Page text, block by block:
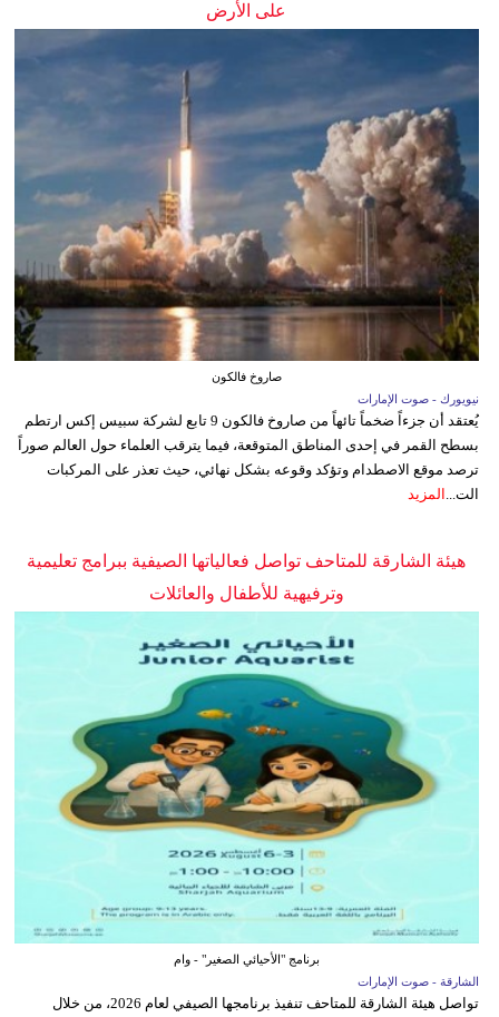
على الأرض
صاروخ فالكون
نيويورك - صوت الإمارات
يُعتقد أن جزءاً ضخماً تائهاً من صاروخ فالكون 9 تابع لشركة سبيس إكس ارتطم
بسطح القمر في إحدى المناطق المتوقعة، فيما يترقب العلماء حول العالم صوراً
ترصد موقع الاصطدام وتؤكد وقوعه بشكل نهائي، حيث تعذر على المركبات
الت...
المزيد
هيئة الشارقة للمتاحف تواصل فعالياتها الصيفية ببرامج تعليمية
وترفيهية للأطفال والعائلات
برنامج "الأحيائي الصغير" - وام
الشارقة - صوت الإمارات
تواصل هيئة الشارقة للمتاحف تنفيذ برنامجها الصيفي لعام 2026، من خلال